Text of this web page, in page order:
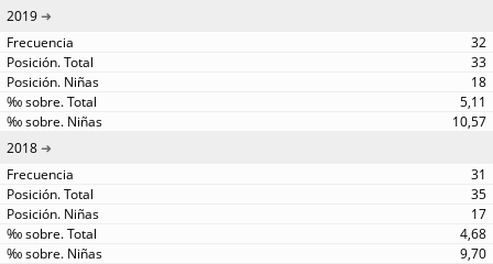
2019
32
33
18
5,11
10,57
2018
31
35
17
4,68
9,70